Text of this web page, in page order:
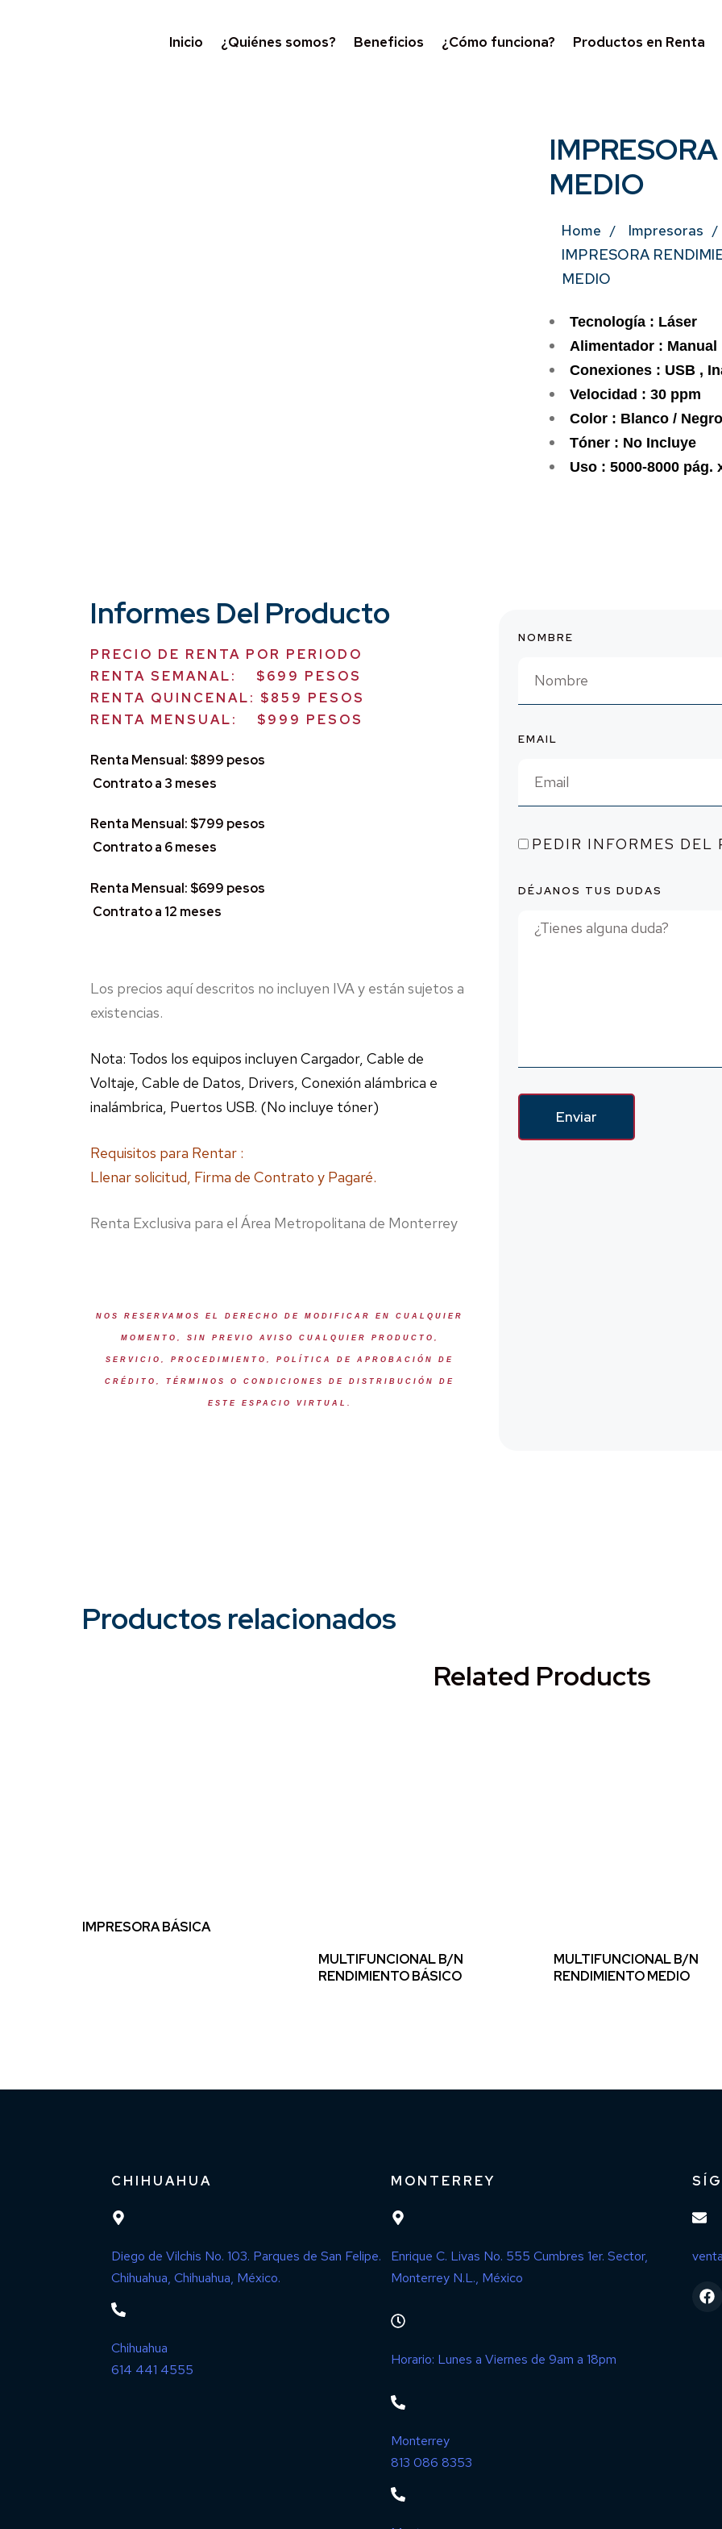
Inicio ¿Quiénes somos? Beneficios ¿Cómo funciona? Productos en Renta
MEDIO
Home
Impresoras
IMPRESORA
MEDIO
Tecnología : Láser
Alimentador : Manual
Conexiones : USB ,
Velocidad : 30 ppm
Color : Blanco / Negro
Tóner : No Incluye
Uso : 5000-8000 pág.
Informes Del Producto
PRECIO DE RENTA POR PERIODO
RENTA SEMANAL: $699 PESOS
RENTA QUINCENAL: $859 PESOS
RENTA MENSUAL: $999 PESOS
Renta Mensual: $899 pesos
Contrato a 3 meses
Renta Mensual: $799 pesos
Contrato a 6 meses
Renta Mensual: $699 pesos
Contrato a 12 meses
Los precios aquí descritos no incluyen IVA y están sujetos a
existencias.
Nota: Todos los equipos incluyen Cargador, Cable de
Voltaje, Cable de Datos, Drivers, Conexión alámbrica e
inalámbrica, Puertos USB. (No incluye tóner)
Requisitos para Rentar :
Llenar solicitud, Firma de Contrato y Pagaré.
Renta Exclusiva para el Área Metropolitana de Monterrey
NOS RESERVAMOS EL DERECHO DE MODIFICAR EN CUALQUIER
MOMENTO, SIN PREVIO AVISO CUALQUIER PRODUCTO,
SERVICIO, PROCEDIMIENTO, POLÍTICA DE APROBACIÓN DE
CRÉDITO, TÉRMINOS O CONDICIONES DE DISTRIBUCIÓN DE
ESTE ESPACIO VIRTUAL.
NOMBRE
EMAIL
PEDIR INFORMES DEL
DÉJANOS TUS DUDAS
Enviar
Productos relacionados
Related Products
IMPRESORA BÁSICA
MULTIFUNCIONAL B/N
RENDIMIENTO BÁSICO
MULTIFUNCIONAL B/N
RENDIMIENTO MEDIO
CHIHUAHUA
Diego de Vilchis No. 103. Parques de San Felipe.
Chihuahua, Chihuahua, México.
Chihuahua
614 441 4555
MONTERREY
Enrique C. Livas No. 555 Cumbres 1er. Sector,
Monterrey N.L., México
Horario: Lunes a Viernes de 9am a 18pm
Monterrey
813 086 8353